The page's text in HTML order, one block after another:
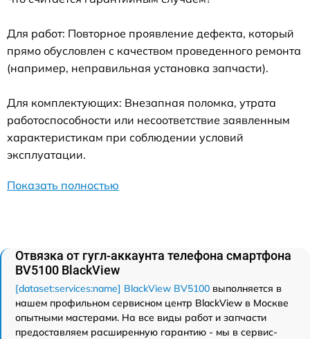
Для работ: Повторное проявление дефекта, который
прямо обусловлен с качеством проведенного ремонта
(например, неправильная установка запчасти).
Для комплектующих: Внезапная поломка, утрата
работоспособности или несоответствие заявленным
характеристикам при соблюдении условий
эксплуатации.
Показать полностью
Отвязка от гугл-аккаунта телефона смартфона
BV5100 BlackView
[dataset:services:name] BlackView BV5100 выполняется в
нашем профильном сервисном центр BlackView в Москве
опытными мастерами. На все виды работ и запчасти
предоставляем расширенную гарантию - мы в сервис-